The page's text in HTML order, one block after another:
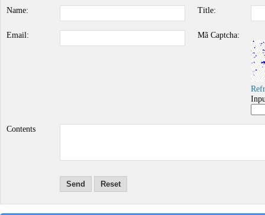
Name: Title:
Email: Mã Captcha:
Contents
Send Reset